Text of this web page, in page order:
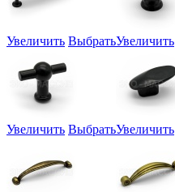
Увеличить ВыбратьУвеличить
Увеличить ВыбратьУвеличить